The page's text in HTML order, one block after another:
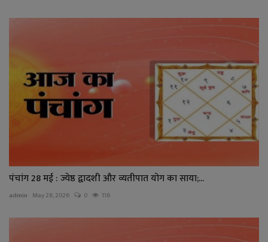
पंचांग 28 मई : ज्येष्ठ द्वादशी और व्यतीपात योग का साया;...
admin May 28, 2026 0 116